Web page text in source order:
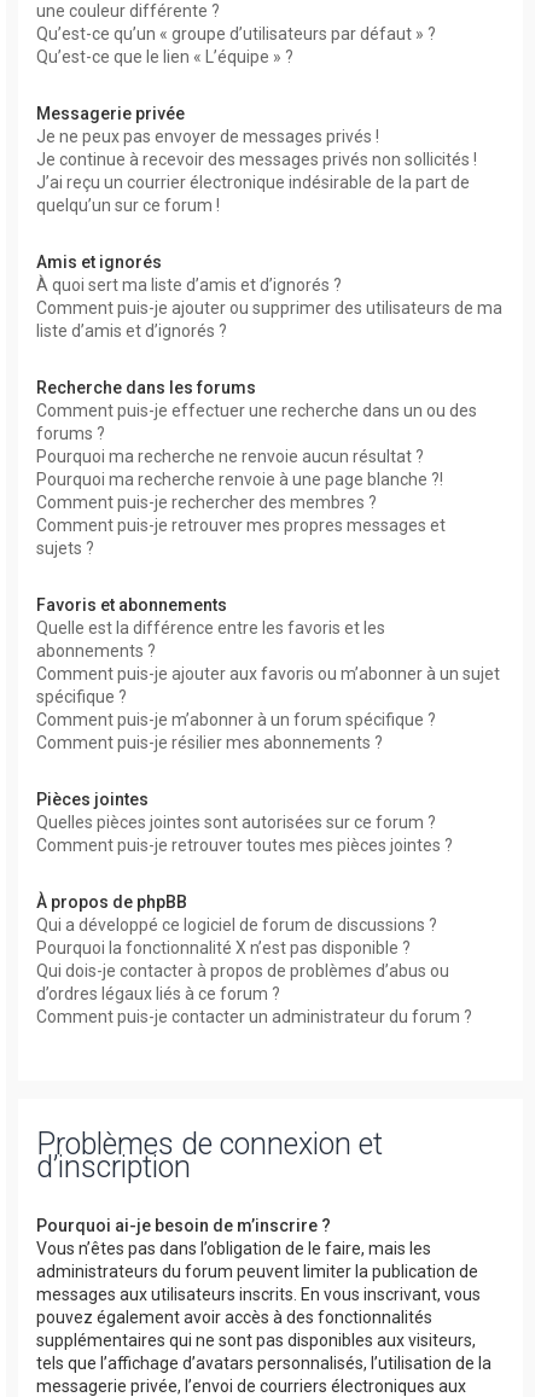
une couleur différente ?
Qu’est-ce qu’un « groupe d’utilisateurs par défaut » ?
Qu’est-ce que le lien « L’équipe » ?
Messagerie privée
Je ne peux pas envoyer de messages privés !
Je continue à recevoir des messages privés non sollicités !
J’ai reçu un courrier électronique indésirable de la part de
quelqu’un sur ce forum !
Amis et ignorés
À quoi sert ma liste d’amis et d’ignorés ?
Comment puis-je ajouter ou supprimer des utilisateurs de ma
liste d’amis et d’ignorés ?
Recherche dans les forums
Comment puis-je effectuer une recherche dans un ou des
forums ?
Pourquoi ma recherche ne renvoie aucun résultat ?
Pourquoi ma recherche renvoie à une page blanche ?!
Comment puis-je rechercher des membres ?
Comment puis-je retrouver mes propres messages et
sujets ?
Favoris et abonnements
Quelle est la différence entre les favoris et les
abonnements ?
Comment puis-je ajouter aux favoris ou m’abonner à un sujet
spécifique ?
Comment puis-je m’abonner à un forum spécifique ?
Comment puis-je résilier mes abonnements ?
Pièces jointes
Quelles pièces jointes sont autorisées sur ce forum ?
Comment puis-je retrouver toutes mes pièces jointes ?
À propos de phpBB
Qui a développé ce logiciel de forum de discussions ?
Pourquoi la fonctionnalité X n’est pas disponible ?
Qui dois-je contacter à propos de problèmes d’abus ou
d’ordres légaux liés à ce forum ?
Comment puis-je contacter un administrateur du forum ?
Problèmes de connexion et
d’inscription
Pourquoi ai-je besoin de m’inscrire ?
Vous n’êtes pas dans l’obligation de le faire, mais les
administrateurs du forum peuvent limiter la publication de
messages aux utilisateurs inscrits. En vous inscrivant, vous
pouvez également avoir accès à des fonctionnalités
supplémentaires qui ne sont pas disponibles aux visiteurs,
tels que l’affichage d’avatars personnalisés, l’utilisation de la
messagerie privée, l’envoi de courriers électroniques aux